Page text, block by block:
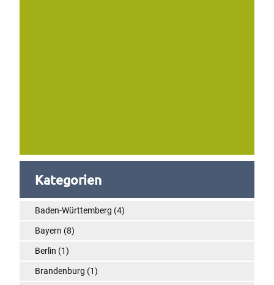
Kategorien
Baden-Württemberg (4)
Bayern (8)
Berlin (1)
Brandenburg (1)